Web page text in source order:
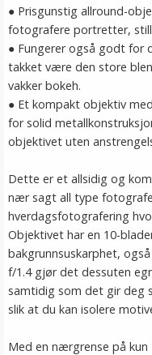
● Prisgunstig allround-
fotografere portretter,
● Fungerer også godt for
takket være den store
vakker bokeh.
● Et kompakt objektiv
for solid
objektivet uten
Dette er et allsidig og
nær sagt all type
hverdagsfotografering
Objektivet har en 10-
bakgrunnsuskarphet,
f/1.4 gjør det dessuten
samtidig som det gir deg
slik at du kan isolere
Med en nærgrense på